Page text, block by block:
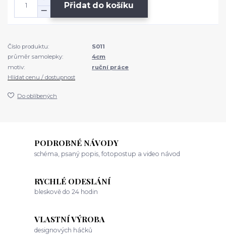
Přidat do košíku
Číslo produktu:
S011
průměr samolepky:
4cm
motiv:
ruční práce
Hlídat cenu / dostupnost
Do oblíbených
PODROBNÉ NÁVODY
schéma, psaný popis, fotopostup a video návod
RYCHLÉ ODESLÁNÍ
bleskově do 24 hodin
VLASTNÍ VÝROBA
designových háčků